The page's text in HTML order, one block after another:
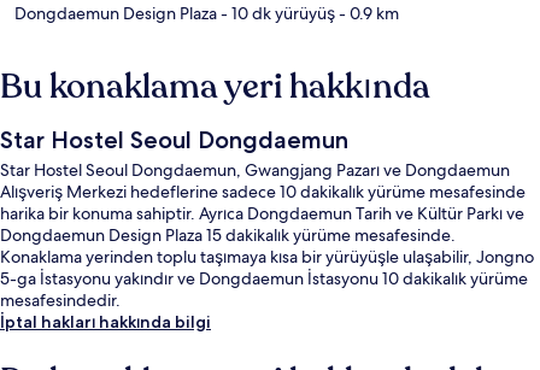
Dongdaemun Design Plaza- 10 dk yürüyüş- 0.9 km
Bu konaklama yeri hakkında
Star Hostel Seoul Dongdaemun
Star Hostel Seoul Dongdaemun, Gwangjang Pazarı ve Dongdaemun
Alışveriş Merkezi hedeflerine sadece 10 dakikalık yürüme mesafesinde
harika bir konuma sahiptir. Ayrıca Dongdaemun Tarih ve Kültür Parkı ve
Dongdaemun Design Plaza 15 dakikalık yürüme mesafesinde.
Konaklama yerinden toplu taşımaya kısa bir yürüyüşle ulaşabilir, Jongno
5-ga İstasyonu yakındır ve Dongdaemun İstasyonu 10 dakikalık yürüme
mesafesindedir.
İptal hakları hakkında bilgi